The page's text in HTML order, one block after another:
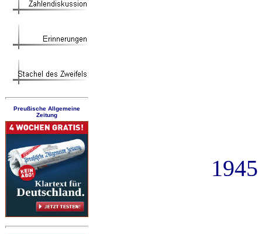
Preußische Allgemeine
Zeitung